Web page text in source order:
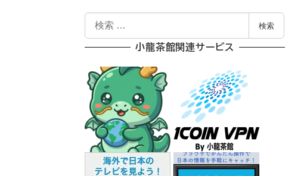
索
検索
小龍茶館関連サービス